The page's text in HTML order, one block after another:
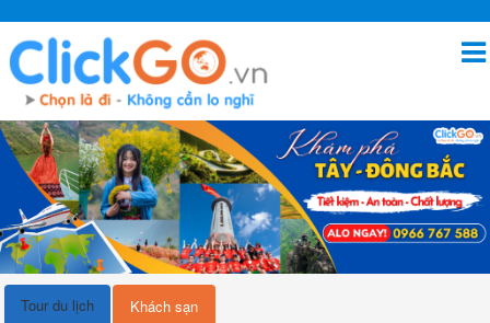
Tour du lịch Khách sạn